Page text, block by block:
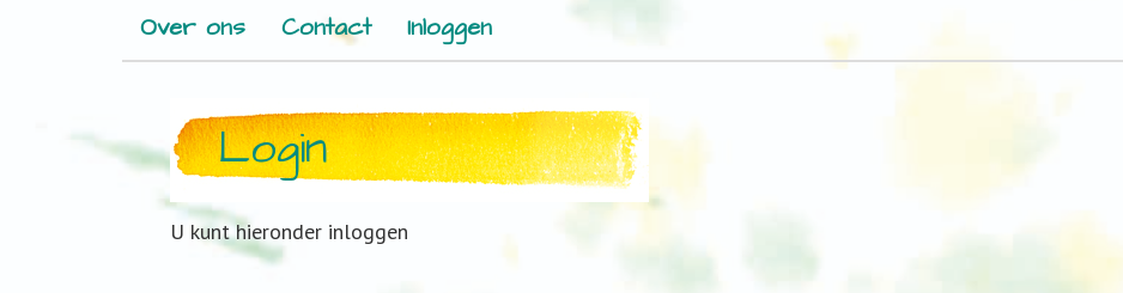
Over ons
Contact Inloggen
Login
U kunt hieronder inloggen